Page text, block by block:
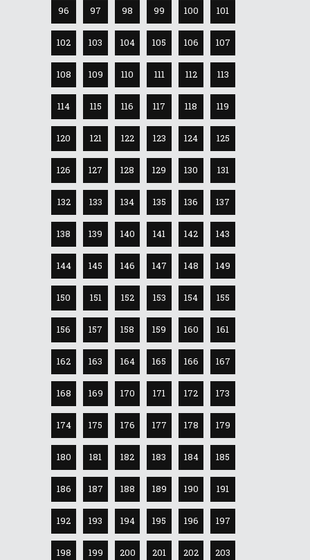
96 97 98 99 100 101
102 103 104 105 106 107
108 109 110 111 112 113
114 115 116 117 118 119
120 121 122 123 124 125
126 127 128 129 130 131
132 133 134 135 136 137
138 139 140 141 142 143
144 145 146 147 148 149
150 151 152 153 154 155
156 157 158 159 160 161
162 163 164 165 166 167
168 169 170 171 172 173
174 175 176 177 178 179
180 181 182 183 184 185
186 187 188 189 190 191
192 193 194 195 196 197
198 199 200 201 202 203